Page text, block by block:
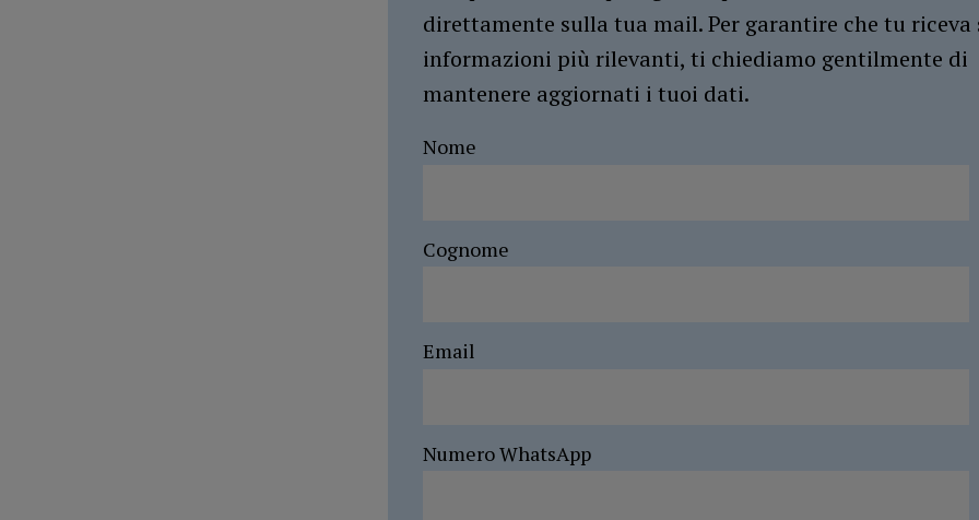
direttamente sulla tua mail. Per garantire che tu riceva
informazioni più rilevanti, ti chiediamo gentilmente di
mantenere aggiornati i tuoi dati.
Nome
Cognome
Email
Numero WhatsApp